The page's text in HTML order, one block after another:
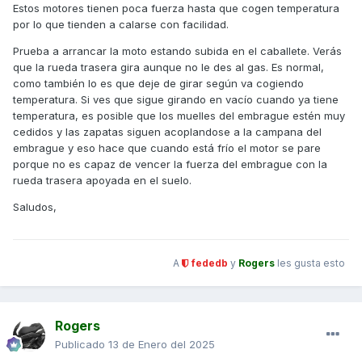
atención.
Estos motores tienen poca fuerza hasta que cogen temperatura
por lo que tienden a calarse con facilidad.
Prueba a arrancar la moto estando subida en el caballete. Verás
que la rueda trasera gira aunque no le des al gas. Es normal,
como también lo es que deje de girar según va cogiendo
temperatura. Si ves que sigue girando en vacío cuando ya tiene
temperatura, es posible que los muelles del embrague estén muy
cedidos y las zapatas siguen acoplandose a la campana del
embrague y eso hace que cuando está frío el motor se pare
porque no es capaz de vencer la fuerza del embrague con la
rueda trasera apoyada en el suelo.
Saludos,
A fededb y Rogers les gusta esto
Rogers
Publicado 13 de Enero del 2025